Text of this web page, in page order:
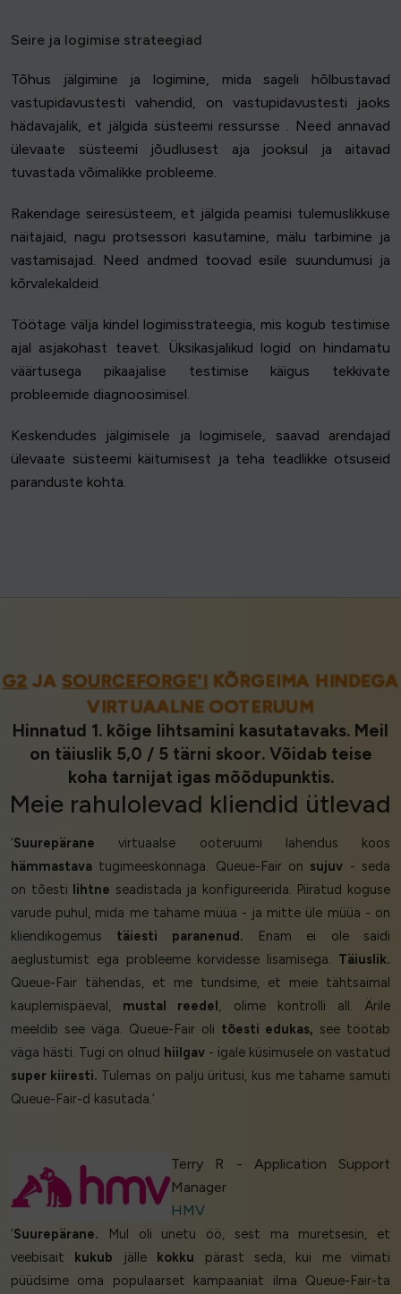
Seire ja logimise strateegiad
Tõhus jälgimine ja logimine, mida sageli hõlbustavad
vastupidavustesti vahendid, on vastupidavustesti jaoks
hädavajalik, et jälgida süsteemi ressursse . Need annavad
ülevaate süsteemi jõudlusest aja jooksul ja aitavad
tuvastada võimalikke probleeme.
Rakendage seiresüsteem, et jälgida peamisi tulemuslikkuse
näitajaid, nagu protsessori kasutamine, mälu tarbimine ja
vastamisajad. Need andmed toovad esile suundumusi ja
kõrvalekaldeid.
Töötage välja kindel logimisstrateegia, mis kogub testimise
ajal asjakohast teavet. Üksikasjalikud logid on hindamatu
väärtusega pikaajalise testimise käigus tekkivate
probleemide diagnoosimisel.
Keskendudes jälgimisele ja logimisele, saavad arendajad
ülevaate süsteemi käitumisest ja teha teadlikke otsuseid
paranduste kohta.
G2JASOURCEFORGE'I KÕRGEIMA HINDEGA
VIRTUAALNE OOTERUUM
Hinnatud 1. kõige lihtsamini kasutatavaks. Meil
on täiuslik 5,0 / 5 tärni skoor. Võidab teise
koha tarnijat igas mõõdupunktis.
Meie rahulolevad kliendid ütlevad
‘Suurepärane virtuaalse ooteruumi lahendus koos
hämmastava tugimeeskonnaga. Queue-Fair on sujuv - seda
on tõesti
lihtne seadistada ja konfigureerida. Piiratud koguse
varude puhul, mida me tahame müüa - ja mitte üle müüa - on
kliendikogemus täiesti paranenud. Enam ei ole saidi
aeglustumist ega probleeme korvidesse lisamisega. Täiuslik.
Queue-Fair tähendas, et me tundsime, et meie tähtsaimal
kauplemispäeval, mustal reedel , olime kontrolli all. Ärile
meeldib see väga. Queue-Fair oli tõesti edukas, see töötab
väga hästi. Tugi on olnud hiilgav - igale küsimusele on vastatud
super kiiresti. Tulemas on palju üritusi, kus me tahame samuti
Queue-Fair-d kasutada.’
Terry R - Application Support
Manager
HMV
‘Suurepärane. Mul oli unetu öö, sest ma muretsesin, et
veebisait kukub jälle kokku pärast seda, kui me viimati
püüdsime oma populaarset kampaaniat ilma Queue-Fair-ta